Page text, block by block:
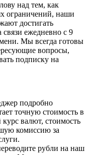
над тем, как
ограничений, наши
достигать
ежедневно с 9
Мы всегда готовы
вопросы,
подписку на
подробно
точную стоимость в
валют, стоимость
комиссию за
рубли на наш